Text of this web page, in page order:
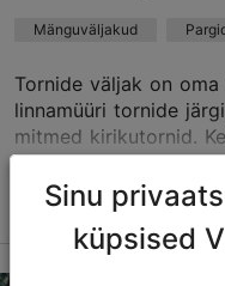
Mänguväljakud
Tornide väljak on
linnamüüri tornide
mitmed kirikutornid.
nunnakopliks, kuna
Salvesta
Sinu
küpsised